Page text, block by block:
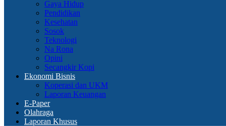
Gaya Hidup
Pendidikan
Kesehatan
Sosok
Teknologi
Na Rona
Opini
Secangkir Kopi
Ekonomi Bisnis
Koperasi dan UKM
Laporan Keuangan
E-Paper
Olahraga
Laporan Khusus